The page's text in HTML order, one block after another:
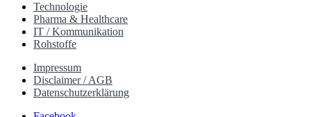
Technologie
Pharma & Healthcare
IT / Kommunikation
Rohstoffe
Impressum
Disclaimer / AGB
Datenschutzerklärung